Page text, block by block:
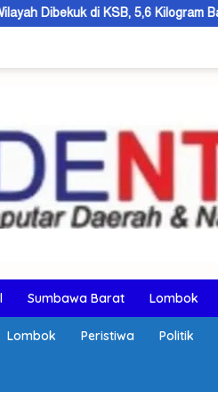
Kilogram Barang Bukti Disita
Sumbawa Barat Lombok
Lombok Peristiwa Politik